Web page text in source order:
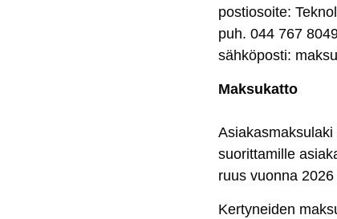
pos­tio­soi­te:
puh. 044 767
säh­kö­pos­ti:
Mak­su­kat­to
suo­rit­ta­mil­le
ruus vuon­na
Ker­ty­nei­den